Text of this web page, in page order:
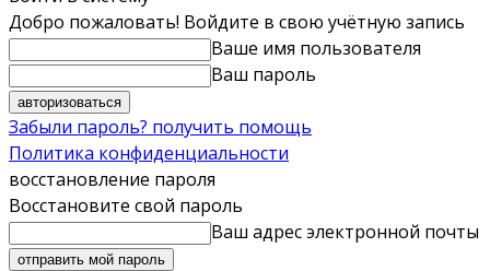
Добро пожаловать! Войдите в свою учётную запись
Ваше имя пользователя
Ваш пароль
Забыли пароль? получить помощь
Политика конфиденциальности
восстановление пароля
Восстановите свой пароль
Ваш адрес электронной почты